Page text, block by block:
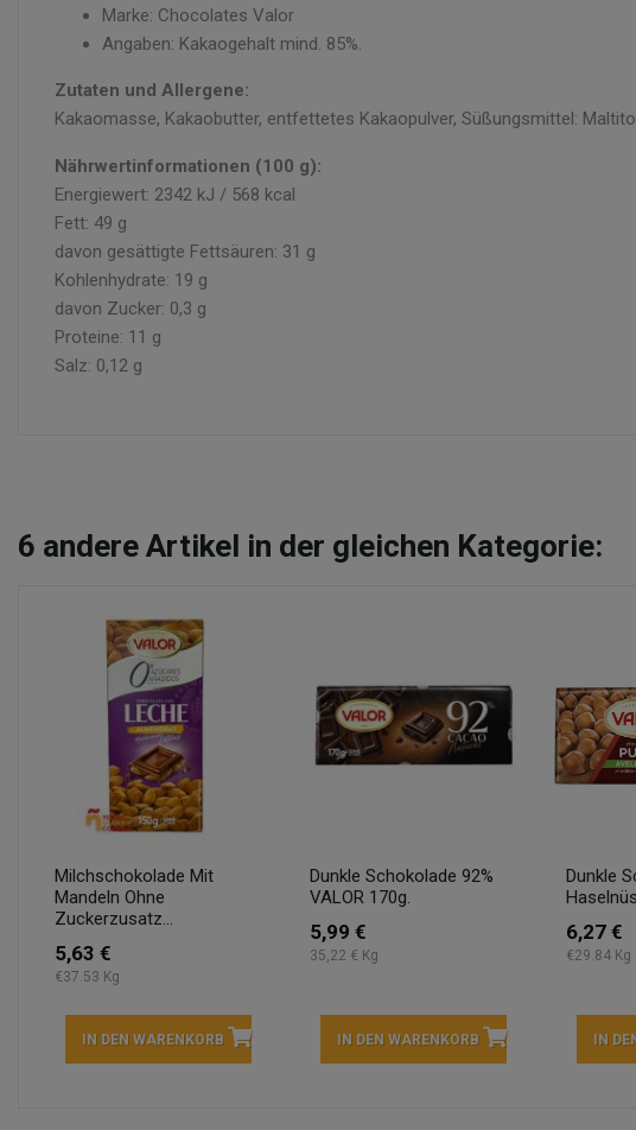
Marke: Chocolates Valor
Angaben: Kakaogehalt mind. 85%.
Zutaten und Allergene:
Kakaomasse, Kakaobutter, entfettetes Kakaopulver, Süßungsmittel:
Nährwertinformationen (100 g):
Energiewert: 2342 kJ / 568 kcal
Fett: 49 g
davon gesättigte Fettsäuren: 31 g
Kohlenhydrate: 19 g
davon Zucker: 0,3 g
Proteine: 11 g
Salz: 0,12 g
6 andere Artikel in der gleichen Kategorie:
Milchschokolade Mit
Mandeln Ohne
Zuckerzusatz...
5,63 €
€37.53 Kg
IN DEN WARENKORB
Dunkle Schokolade 92%
VALOR 170g.
5,99 €
35,22 € Kg
IN DEN WARENKORB
Dunkle
6,27 €
€29.84 Kg
IN